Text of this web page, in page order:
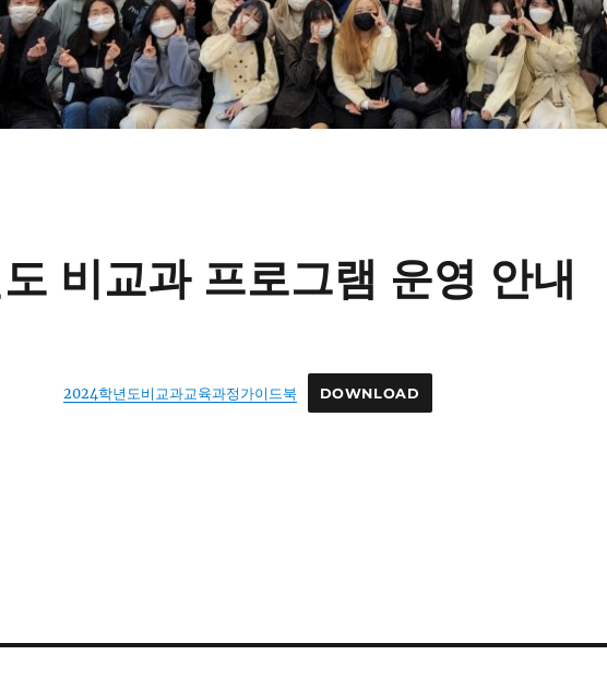
비교과 프로그램 운영 안내
2024학년도비교과교육과정가이드북 DOWNLOAD